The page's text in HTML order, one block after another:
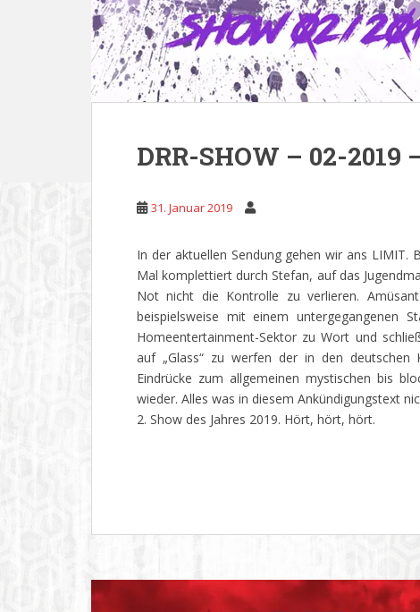
DRR-SHOW – 02-
31. Januar 2019
In der aktuellen Sendung gehen wir ans
Mal komplettiert durch Stefan, auf das
Not nicht die Kontrolle zu verlieren.
beispielsweise mit einem untergegangenen
Homeentertainment-Sektor zu Wort und
auf „Glass“ zu werfen der in den
Eindrücke zum allgemeinen mystischen bis
wieder. Alles was in diesem Ankündigungstext
2. Show des Jahres 2019. Hört, hört, hört.